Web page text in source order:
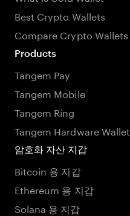
Best Crypto Wallets
Compare Crypto Wallets
Products
Tangem Pay
Tangem Mobile
Tangem Ring
Tangem Hardware Wallet
암호화 자산 지갑
Bitcoin 용 지갑
Ethereum 용 지갑
Solana 용 지갑